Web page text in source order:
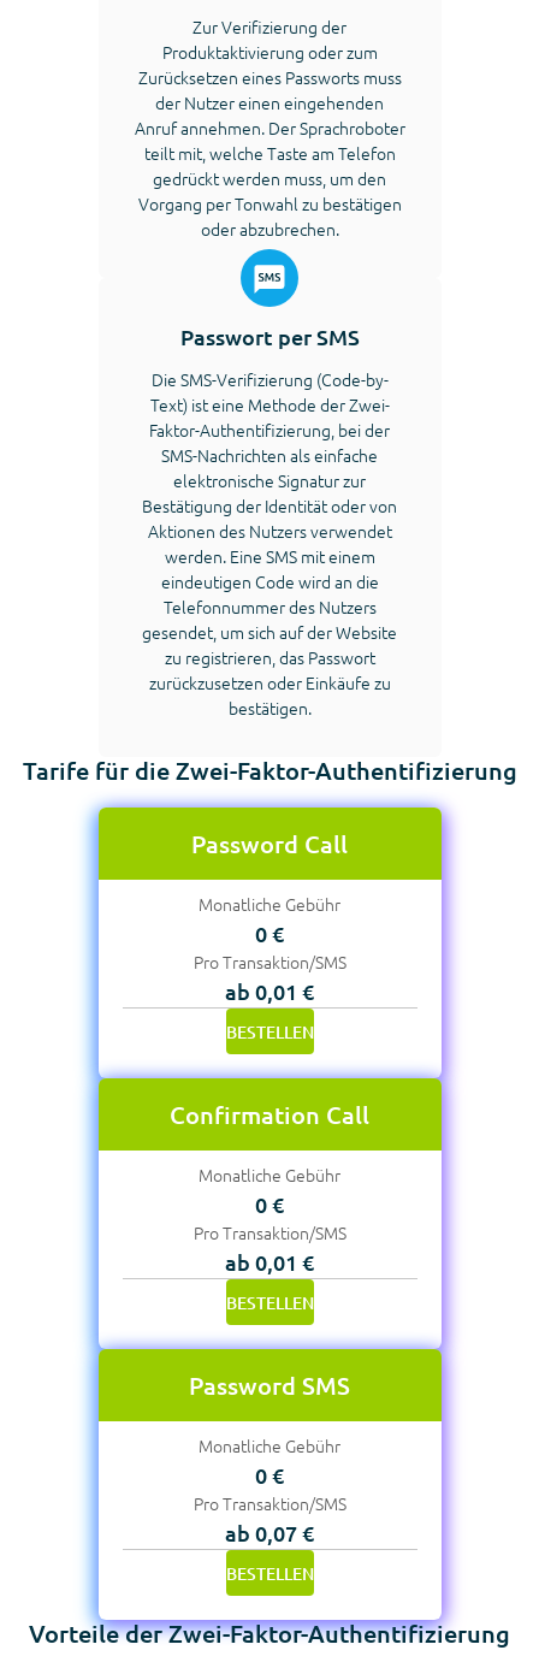
Zur Verifizierung der
Produktaktivierung oder zum
Zurücksetzen eines Passworts muss
der Nutzer einen eingehenden
Anruf annehmen. Der Sprachroboter
teilt mit, welche Taste am Telefon
gedrückt werden muss, um den
Vorgang per Tonwahl zu bestätigen
oder abzubrechen.
Passwort per SMS
Die SMS-Verifizierung (Code-by-
Text) ist eine Methode der Zwei-
Faktor-Authentifizierung, bei der
SMS-Nachrichten als einfache
elektronische Signatur zur
Bestätigung der Identität oder von
Aktionen des Nutzers verwendet
werden. Eine SMS mit einem
eindeutigen Code wird an die
Telefonnummer des Nutzers
gesendet, um sich auf der Website
zu registrieren, das Passwort
zurückzusetzen oder Einkäufe zu
bestätigen.
Tarife für die Zwei-Faktor-Authentifizierung
Password Call
Monatliche Gebühr
0 €
Pro Transaktion/SMS
ab 0,01 €
BESTELLEN
Confirmation Call
Monatliche Gebühr
0 €
Pro Transaktion/SMS
ab 0,01 €
BESTELLEN
Password SMS
Monatliche Gebühr
0 €
Pro Transaktion/SMS
ab 0,07 €
BESTELLEN
Vorteile der Zwei-Faktor-Authentifizierung